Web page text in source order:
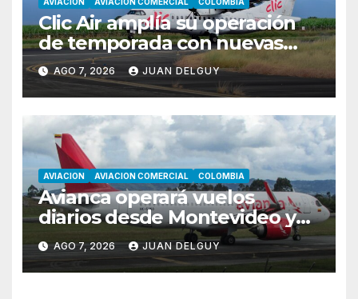
Clic Air amplía su operación
de temporada con nuevas
rutas hacia Cartagena y Tolú
AGO 7, 2026 JUAN DELGUY
AVIACION AVIACION COMERCIAL COLOMBIA
Avianca operará vuelos
diarios desde Montevideo y
Asunción hacia Bogotá
AGO 7, 2026 JUAN DELGUY